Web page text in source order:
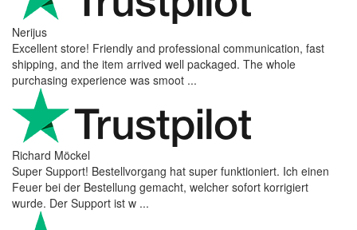
Nerijus
Excellent store! Friendly and professional communication, fast
shipping, and the item arrived well packaged. The whole
purchasing experience was smoot ...
Richard Möckel
Super Support! Bestellvorgang hat super funktioniert. Ich einen
Feuer bei der Bestellung gemacht, welcher sofort korrigiert
wurde. Der Support ist w ...